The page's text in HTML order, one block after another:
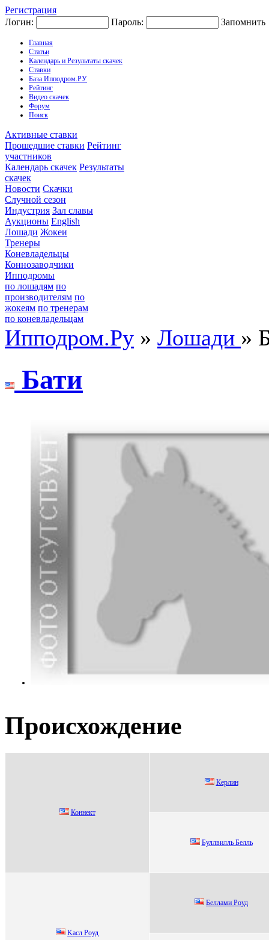
Регистрация
Логин:
Пароль: Запомнить
Главная
Статьи
Календарь и Результаты скачек
Ставки
База Ипподром.РУ
Рейтинг
Видео скачек
Форум
Поиск
Активные ставки
Прошедшие ставки Рейтинг
участников
Календарь скачек Результаты
скачек
Новости Скачки
Случной сезон
Индустрия Зал славы
Аукционы English
Лошади Жокеи
Тренеры
Коневладельцы
Коннозаводчики
Ипподромы
по лошадям по
производителям по
жокеям по тренерам
по коневладельцам
Ипподром.Ру » Лошади »
Бати
Происхождение
Коннект
Кeрлин
Буллвилль Бeлль
Kаcл Pоуд
Беллaми Роуд